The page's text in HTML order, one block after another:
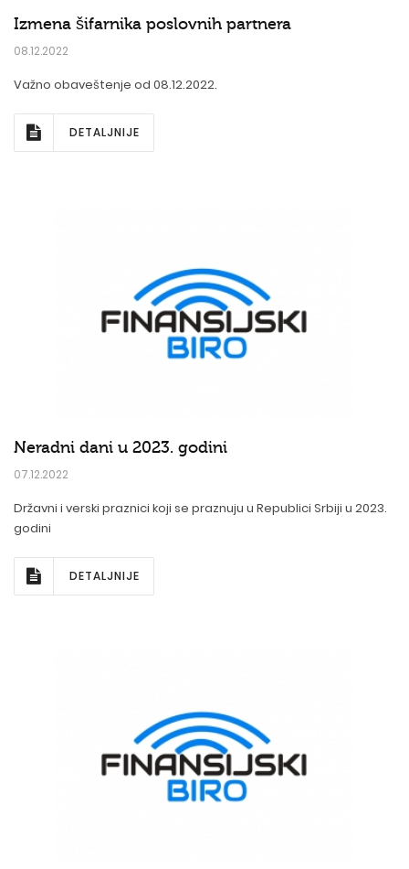
Izmena šifarnika poslovnih partnera
08.12.2022
Važno obaveštenje od 08.12.2022.
DETALJNIJE
Neradni dani u 2023. godini
07.12.2022
Državni i verski praznici koji se praznuju u Republici Srbiji u 2023.
godini
DETALJNIJE